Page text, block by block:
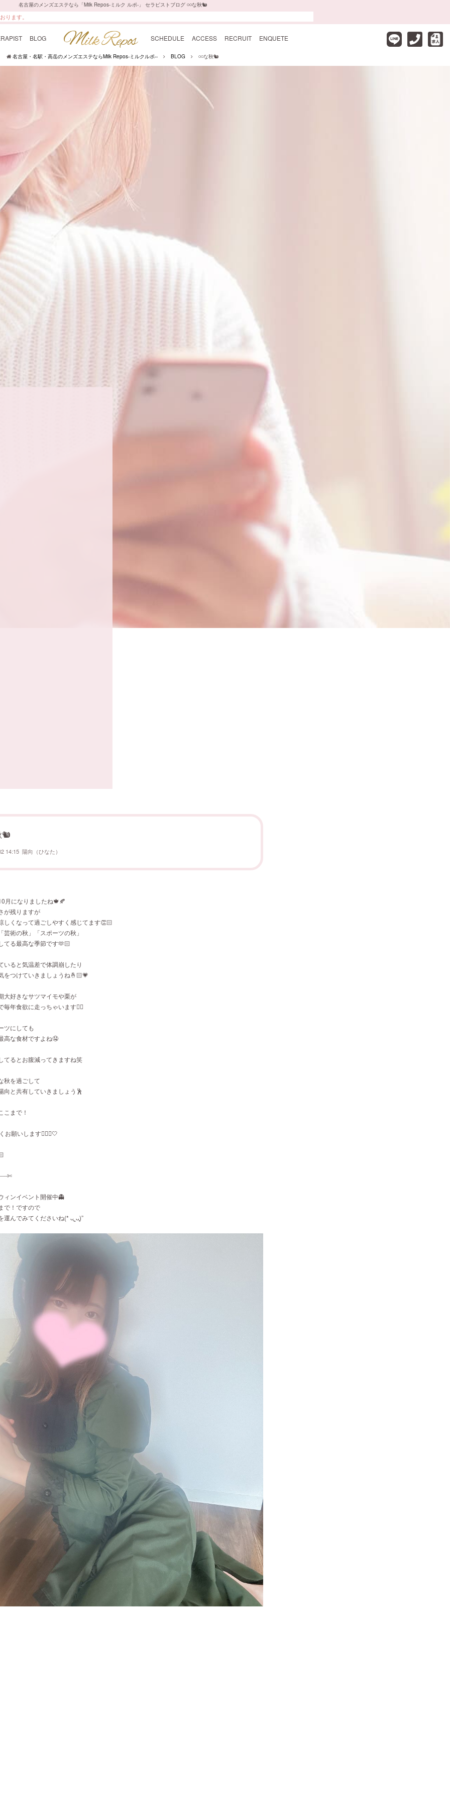
名古屋のメンズエステなら「Milk Repos-ミルク ルポ-」 セラピストブログ 𓏸𓏸な秋🐿
ります。
BLOG SCHEDULE ACCESS RECRUIT ENQUETE
名古屋・名駅・高岳のメンズエステならMilk Repos-ミルクルポ-- BLOG 𓏸𓏸な秋🐿
🐿
14:15 陽向（ひなた）
月になりましたね🍁🍂
が残りますが
しくなって過ごしやすく感じてます👏🏻
芸術の秋」「スポーツの秋」
てる最高な季節です🫶🏻
いると気温差で体調崩したり
をつけていきましょうね🤞🏻💗
大好きなサツマイモや栗が
毎年食欲に走っちゃいます🏃‍♂️
ツにしても
高な食材ですよね🤤
てるとお腹減ってきますね笑
秋を過ごして
向と共有していきましょう🕺
こまで！
お願いします🙇🏻‍♀️🤍
‐✄
ィンイベント開催中👻
で！ですので
運んでみてくださいね(* ᴗ͈ˬᴗ͈)”